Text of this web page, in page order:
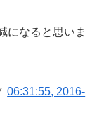
になると思いま
06:31:55, 2016-